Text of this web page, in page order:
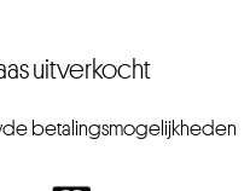
uitverkocht
betalingsmogelijkheden